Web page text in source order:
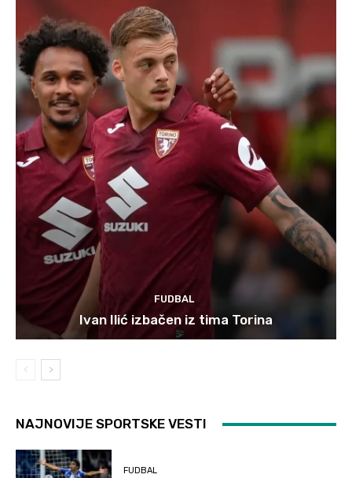
FUDBAL
Ivan Ilić izbačen iz tima Torina
NAJNOVIJE SPORTSKE VESTI
FUDBAL